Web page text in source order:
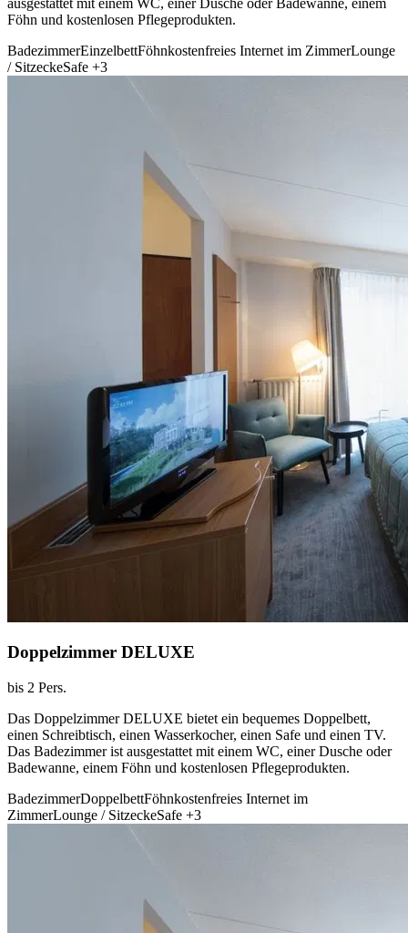
Föhn und kostenlosen Pflegeprodukten.
BadezimmerEinzelbettFöhnkostenfreies Internet im ZimmerLounge
/ SitzeckeSafe +3
Doppelzimmer DELUXE
bis 2 Pers.
Das Doppelzimmer DELUXE bietet ein bequemes Doppelbett,
einen Schreibtisch, einen Wasserkocher, einen Safe und einen TV.
Das Badezimmer ist ausgestattet mit einem WC, einer Dusche oder
Badewanne, einem Föhn und kostenlosen Pflegeprodukten.
BadezimmerDoppelbettFöhnkostenfreies Internet im
ZimmerLounge / SitzeckeSafe +3